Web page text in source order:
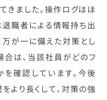
きました。操作ログはほ
退職者による情報持ち出
万が一に備えた対策とし
合は、当該社員がどのフ
を確認しています。今後
より長くして、対策の強